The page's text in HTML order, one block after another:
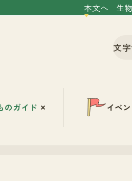
本文へ 生
文
のガイド イベ